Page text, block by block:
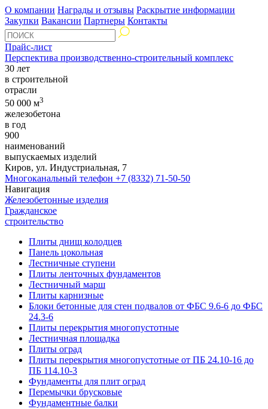
О компании Награды и отзывы Раскрытие информации
Закупки Вакансии Партнеры Контакты
Прайс-лист
Перспектива производственно-строительный комплекс
30 лет
в строительной
отрасли
50 000 м3
железобетона
в год
900
наименований
выпускаемых изделий
Киров, ул. Индустриальная, 7
Многоканальный телефон +7 (8332) 71-50-50
Навигация
Железобетонные изделия
Гражданское
строительство
Плиты днищ колодцев
Панель цокольная
Лестничные ступени
Плиты ленточных фундаментов
Лестничный марш
Плиты карнизные
Блоки бетонные для стен подвалов от ФБС 9.6-6 до ФБС
24.3-6
Плиты перекрытия многопустотные
Лестничная площадка
Плиты оград
Плиты перекрытия многопустотные от ПБ 24.10-16 до
ПБ 114.10-3
Фундаменты для плит оград
Перемычки брусковые
Фундаментные балки